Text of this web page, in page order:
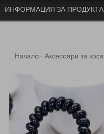
Начало Аксесоари за коса
ИНФОРМАЦИЯ ЗА ПРОДУКТА